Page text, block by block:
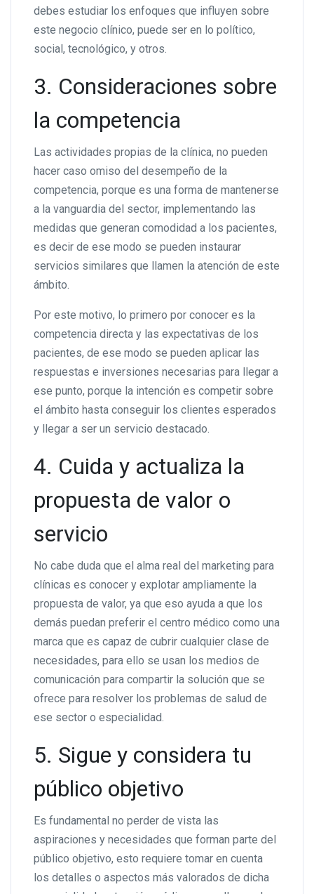
debes estudiar los enfoques que influyen sobre
este negocio clínico, puede ser en lo político,
social, tecnológico, y otros.
3. Consideraciones sobre
la competencia
Las actividades propias de la clínica, no pueden
hacer caso omiso del desempeño de la
competencia, porque es una forma de mantenerse
a la vanguardia del sector, implementando las
medidas que generan comodidad a los pacientes,
es decir de ese modo se pueden instaurar
servicios similares que llamen la atención de este
ámbito.
Por este motivo, lo primero por conocer es la
competencia directa y las expectativas de los
pacientes, de ese modo se pueden aplicar las
respuestas e inversiones necesarias para llegar a
ese punto, porque la intención es competir sobre
el ámbito hasta conseguir los clientes esperados
y llegar a ser un servicio destacado.
4. Cuida y actualiza la
propuesta de valor o
servicio
No cabe duda que el alma real del marketing para
clínicas es conocer y explotar ampliamente la
propuesta de valor, ya que eso ayuda a que los
demás puedan preferir el centro médico como una
marca que es capaz de cubrir cualquier clase de
necesidades, para ello se usan los medios de
comunicación para compartir la solución que se
ofrece para resolver los problemas de salud de
ese sector o especialidad.
5. Sigue y considera tu
público objetivo
Es fundamental no perder de vista las
aspiraciones y necesidades que forman parte del
público objetivo, esto requiere tomar en cuenta
los detalles o aspectos más valorados de dicha